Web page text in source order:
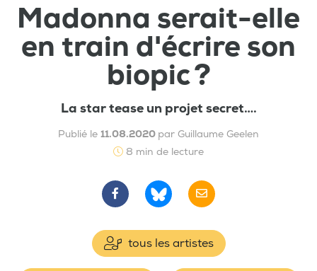
Madonna serait-elle
en train d'écrire son
biopic ?
La star tease un projet secret….
Publié le 11.08.2020 par Guillaume Geelen
8 min de lecture
tous les artistes